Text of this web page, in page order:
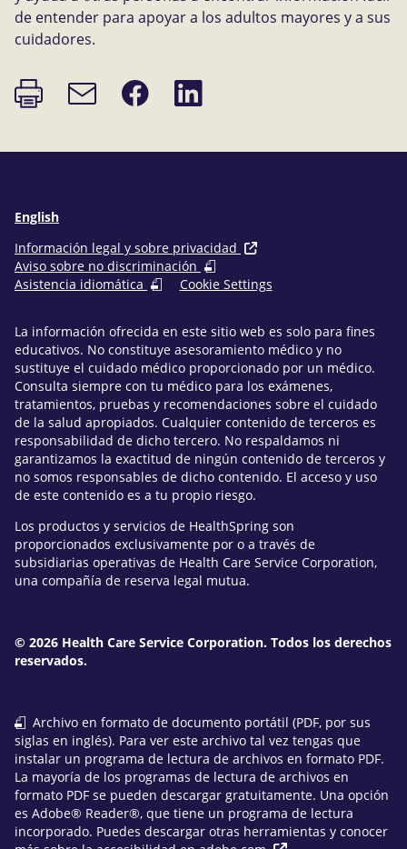
de entender para apoyar a los adultos mayores y a sus
cuidadores.
Imprimir
página
Enlace
de
Compartir
en
Compartir
en
English
Información legal y sobre privacidad
Aviso sobre no discriminación
Asistencia idiomática
Cookie Settings
La información ofrecida en este sitio web es solo para fines
educativos. No constituye asesoramiento médico y no
sustituye el cuidado médico proporcionado por un médico.
Consulta siempre con tu médico para los exámenes,
tratamientos, pruebas y recomendaciones sobre el cuidado
de la salud apropiados. Cualquier contenido de terceros es
responsabilidad de dicho tercero. No respaldamos ni
garantizamos la exactitud de ningún contenido de terceros y
no somos responsables de dicho contenido. El acceso y uso
de este contenido es a tu propio riesgo.
Los productos y servicios de HealthSpring son
proporcionados exclusivamente por o a través de
subsidiarias operativas de Health Care Service Corporation,
una compañía de reserva legal mutua.
© 2026 Health Care Service Corporation. Todos los derechos
reservados.
Archivo en formato de documento portátil (PDF, por sus
siglas en inglés). Para ver este archivo tal vez tengas que
instalar un programa de lectura de archivos en formato PDF.
La mayoría de los programas de lectura de archivos en
formato PDF se pueden descargar gratuitamente. Una opción
es Adobe® Reader®, que tiene un programa de lectura
incorporado. Puedes descargar otras herramientas y conocer